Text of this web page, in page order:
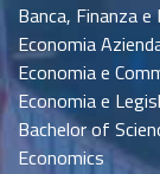
Banca, Finanza
Economia
Economia e
Economia e
Bachelor of
Economics